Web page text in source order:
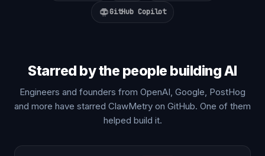
GitHub Copilot
Starred by the people building AI
Engineers and founders from OpenAI, Google, PostHog
and more have starred ClawMetry on GitHub. One of them
helped build it.